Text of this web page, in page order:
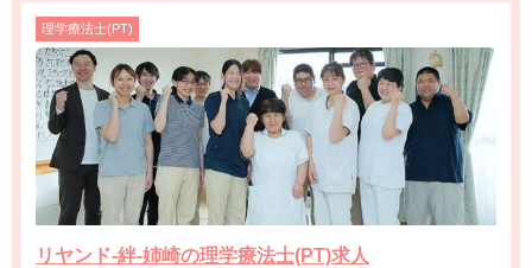
理学療法士(PT)
リヤンド-絆-姉崎の理学療法士(PT)求人